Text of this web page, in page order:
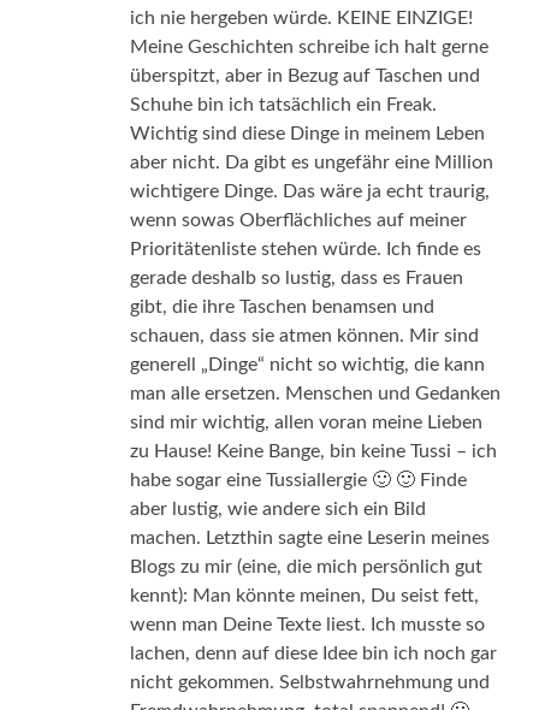
ich nie hergeben würde. KEINE EINZIGE!
Meine Geschichten schreibe ich halt gerne
überspitzt, aber in Bezug auf Taschen und
Schuhe bin ich tatsächlich ein Freak.
Wichtig sind diese Dinge in meinem Leben
aber nicht. Da gibt es ungefähr eine Million
wichtigere Dinge. Das wäre ja echt traurig,
wenn sowas Oberflächliches auf meiner
Prioritätenliste stehen würde. Ich finde es
gerade deshalb so lustig, dass es Frauen
gibt, die ihre Taschen benamsen und
schauen, dass sie atmen können. Mir sind
generell „Dinge“ nicht so wichtig, die kann
man alle ersetzen. Menschen und Gedanken
sind mir wichtig, allen voran meine Lieben
zu Hause! Keine Bange, bin keine Tussi – ich
habe sogar eine Tussiallergie 🙂 🙂 Finde
aber lustig, wie andere sich ein Bild
machen. Letzthin sagte eine Leserin meines
Blogs zu mir (eine, die mich persönlich gut
kennt): Man könnte meinen, Du seist fett,
wenn man Deine Texte liest. Ich musste so
lachen, denn auf diese Idee bin ich noch gar
nicht gekommen. Selbstwahrnehmung und